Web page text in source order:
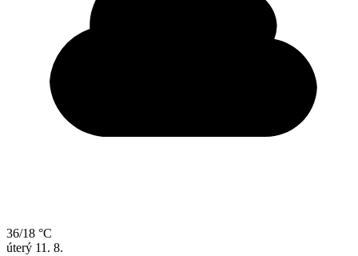
36/18 °C
úterý 11. 8.